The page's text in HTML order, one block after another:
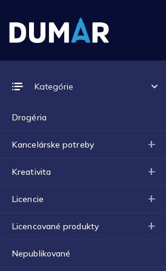
Kategórie
Drogéria
Kancelárske potreby
Kreativita
Licencie
Licencované produkty
Nepublikované
1ks
Výkres školský A3 (180g) -
€0,12